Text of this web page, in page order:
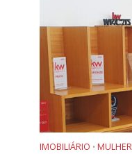
IMOBILIÁRIO •